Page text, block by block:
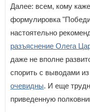
Далее: всем, кому
формулировка
настоятельно
разъяснение Олега
даже не вполне
спорить с выводами
очевидны. И еще
приведенную